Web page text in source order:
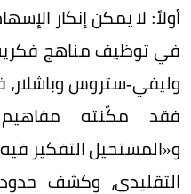
أولاً: لا يمكن إنكار
في توظيف مناهج
وليفي‑ستروس وباشلار،
فقد مكّنته
و«المستحيل التفكير
التقليدي، وكشف